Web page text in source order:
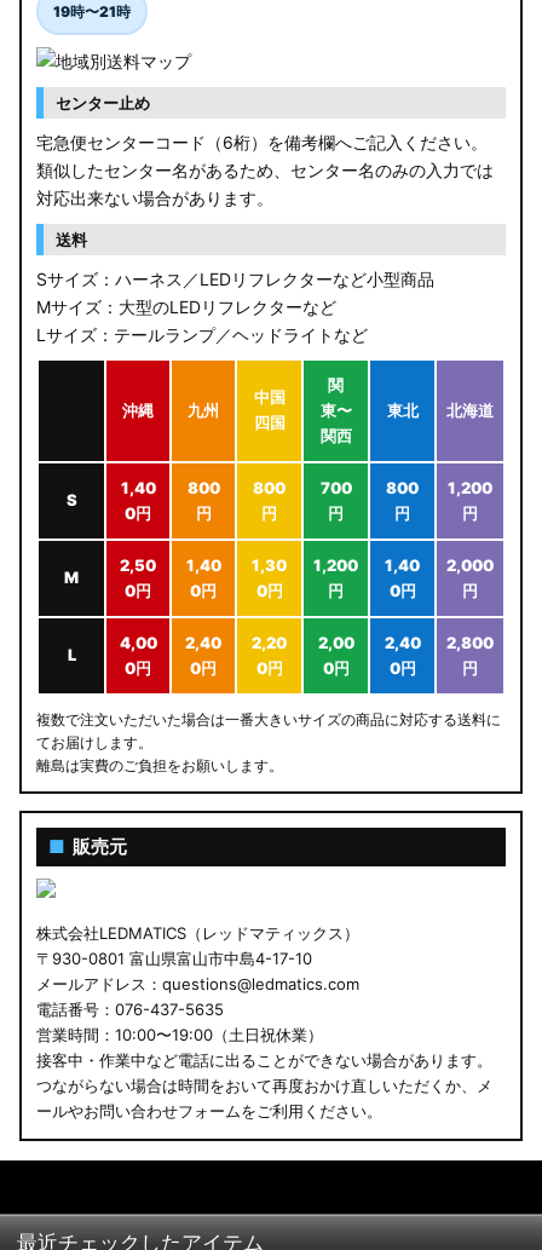
19時〜21時
センター止め
宅急便センターコード（6桁）を備考欄へご記入ください。
類似したセンター名があるため、センター名のみの入力では
対応出来ない場合があります。
送料
Sサイズ：ハーネス／LEDリフレクターなど小型商品
Mサイズ：大型のLEDリフレクターなど
Lサイズ：テールランプ／ヘッドライトなど
沖縄 九州
中国
四国
関
東〜
関西
東北 北海道
S
1,40
0円
800
円
800
円
700
円
800
円
1,200
円
M
2,50
0円
1,40
0円
1,30
0円
1,200
円
1,40
0円
2,000
円
L
4,00
0円
2,40
0円
2,20
0円
2,00
0円
2,40
0円
2,800
円
複数で注文いただいた場合は一番大きいサイズの商品に対応する送料に
てお届けします。
離島は実費のご負担をお願いします。
■ 販売元
株式会社LEDMATICS（レッドマティックス）
〒930-0801 富山県富山市中島4-17-10
メールアドレス：questions@ledmatics.com
電話番号：076-437-5635
営業時間：10:00〜19:00（土日祝休業）
接客中・作業中など電話に出ることができない場合があります。
つながらない場合は時間をおいて再度おかけ直しいただくか、メ
ールやお問い合わせフォームをご利用ください。
最近チェックしたアイテム